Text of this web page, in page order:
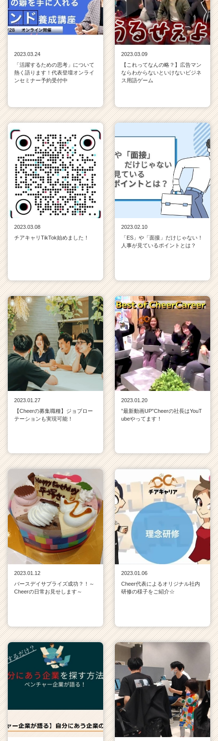
2023.03.24
「活躍するための思考」について
熱く語ります！代表登壇オンライ
ンセミナー予約受付中
2023.03.09
【これってなんの略？】広告マン
ならわからないといけないビジネ
ス用語ゲーム
2023.03.08
チアキャリTikTok始めました！
2023.02.10
「ES」や「面接」だけじゃない！
人事が見ているポイントとは？
2023.01.27
【Cheerの募集職種】ジョブロー
テーションも実現可能！
2023.01.20
”最新動画UP”Cheerの社長はYouT
ubeやってます！
2023.01.12
バースデイサプライズ成功？！～
Cheerの日常お見せします～
2023.01.06
Cheer代表によるオリジナル社内
研修の様子をご紹介☆